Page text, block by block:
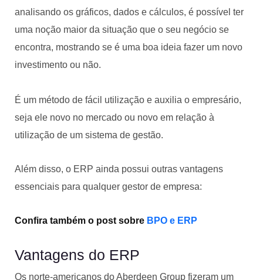
analisando os gráficos, dados e cálculos, é possível ter
uma noção maior da situação que o seu negócio se
encontra, mostrando se é uma boa ideia fazer um novo
investimento ou não.
É um método de fácil utilização e auxilia o empresário,
seja ele novo no mercado ou novo em relação à
utilização de um sistema de gestão.
Além disso, o ERP ainda possui outras vantagens
essenciais para qualquer gestor de empresa:
Confira também o post sobre BPO e ERP
Vantagens do ERP
Os norte-americanos do Aberdeen Group fizeram um